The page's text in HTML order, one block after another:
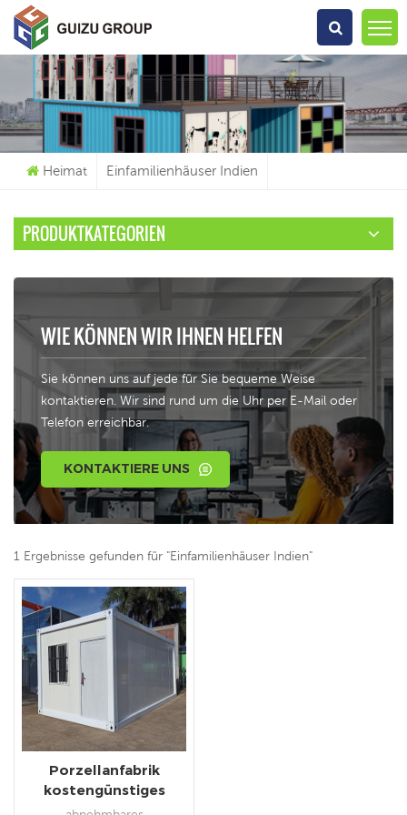
Wonach Suchst Du?
Heimat Einfamilienhäuser Indien
PRODUKTKATEGORIEN
WIE KÖNNEN WIR IHNEN HELFEN
Sie können uns auf jede für Sie bequeme Weise
kontaktieren. Wir sind rund um die Uhr per E-Mail oder
Telefon erreichbar.
KONTAKTIERE UNS
1 Ergebnisse gefunden für "Einfamilienhäuser Indien"
Porzellanfabrik
kostengünstiges
abnehmbares